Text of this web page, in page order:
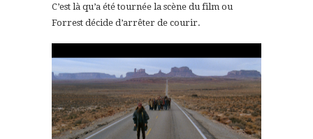
C’est là qu’a été tournée la scène du film ou
Forrest décide d’arrêter de courir.